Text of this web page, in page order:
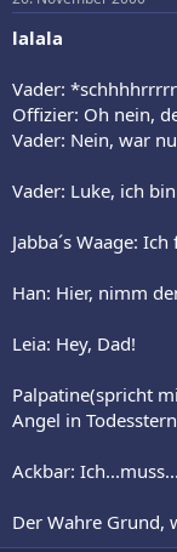
lalala
Vader:
Offizier: Oh nein,
Vader: Nein, war
Vader: Luke, ich
Jabba´s Waage:
Han: Hier, nimm
Leia: Hey, Dad!
Palpatine(spricht
Angel in
Ackbar:
Der Wahre Grund,